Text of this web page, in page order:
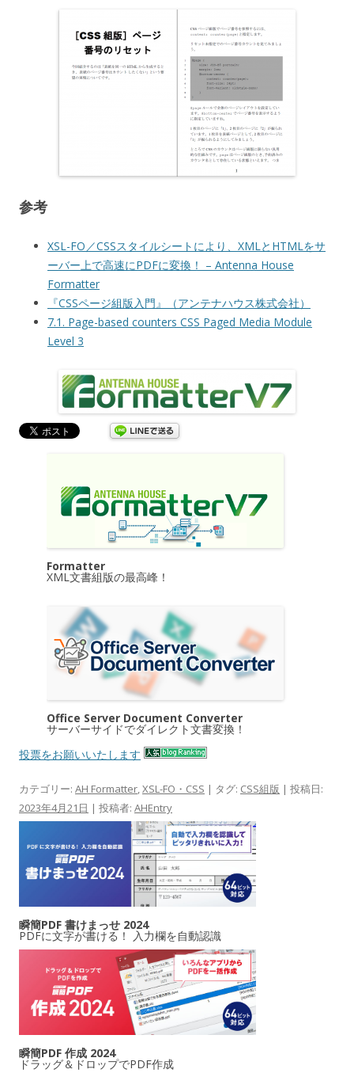
参考
XSL-FO／CSSスタイルシートにより、XMLとHTMLをサ
ーバー上で高速にPDFに変換！ – Antenna House
Formatter
『CSSページ組版入門』（アンテナハウス株式会社）
7.1. Page-based counters CSS Paged Media Module
Level 3
Formatter
XML文書組版の最高峰！
Office Server Document Converter
サーバーサイドでダイレクト文書変換！
投票をお願いいたします
カテゴリー: AH Formatter,XSL-FO・CSS | タグ: CSS組版 | 投稿日:
2023年4月21日 | 投稿者: AHEntry
瞬簡PDF 書けまっせ 2024
PDFに文字が書ける！ 入力欄を自動認識
瞬簡PDF 作成 2024
ドラッグ＆ドロップでPDF作成